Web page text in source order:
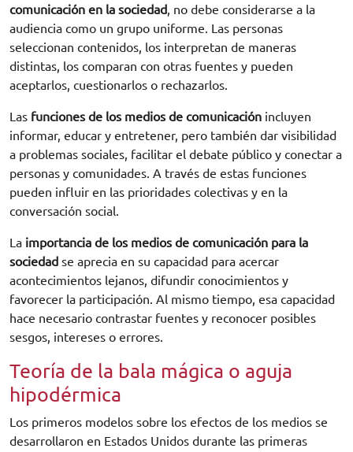
comunicación en la sociedad, no debe considerarse a la
audiencia como un grupo uniforme. Las personas
seleccionan contenidos, los interpretan de maneras
distintas, los comparan con otras fuentes y pueden
aceptarlos, cuestionarlos o rechazarlos.
Las funciones de los medios de comunicación incluyen
informar, educar y entretener, pero también dar visibilidad
a problemas sociales, facilitar el debate público y conectar a
personas y comunidades. A través de estas funciones
pueden influir en las prioridades colectivas y en la
conversación social.
La importancia de los medios de comunicación para la
sociedad se aprecia en su capacidad para acercar
acontecimientos lejanos, difundir conocimientos y
favorecer la participación. Al mismo tiempo, esa capacidad
hace necesario contrastar fuentes y reconocer posibles
sesgos, intereses o errores.
Teoría de la bala mágica o aguja
hipodérmica
Los primeros modelos sobre los efectos de los medios se
desarrollaron en Estados Unidos durante las primeras